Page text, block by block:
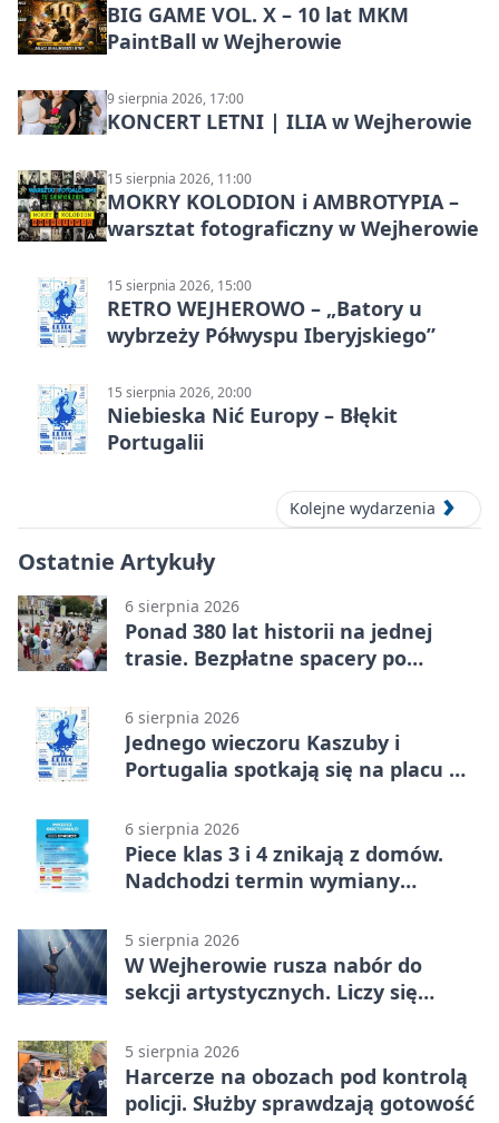
BIG GAME VOL. X – 10 lat MKM
PaintBall w Wejherowie
9 sierpnia 2026, 17:00
KONCERT LETNI | ILIA w Wejherowie
15 sierpnia 2026, 11:00
MOKRY KOLODION i AMBROTYPIA –
warsztat fotograficzny w Wejherowie
15 sierpnia 2026, 15:00
RETRO WEJHEROWO – „Batory u
wybrzeży Półwyspu Iberyjskiego”
15 sierpnia 2026, 20:00
Niebieska Nić Europy – Błękit
Portugalii
Kolejne wydarzenia
Ostatnie Artykuły
6 sierpnia 2026
Ponad 380 lat historii na jednej
trasie. Bezpłatne spacery po
6 sierpnia 2026
Jednego wieczoru Kaszuby i
Portugalia spotkają się na placu w
6 sierpnia 2026
Piece klas 3 i 4 znikają z domów.
Nadchodzi termin wymiany
5 sierpnia 2026
W Wejherowie rusza nabór do
sekcji artystycznych. Liczy się
5 sierpnia 2026
Harcerze na obozach pod kontrolą
policji. Służby sprawdzają gotowość